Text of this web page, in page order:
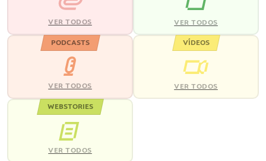
VER TODOS VER TODOS
PODCASTS
VER TODOS
VÍDEOS
VER TODOS
WEBSTORIES
VER TODOS